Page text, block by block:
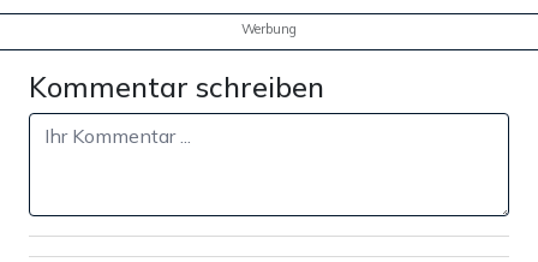
Werbung
Kommentar schreiben